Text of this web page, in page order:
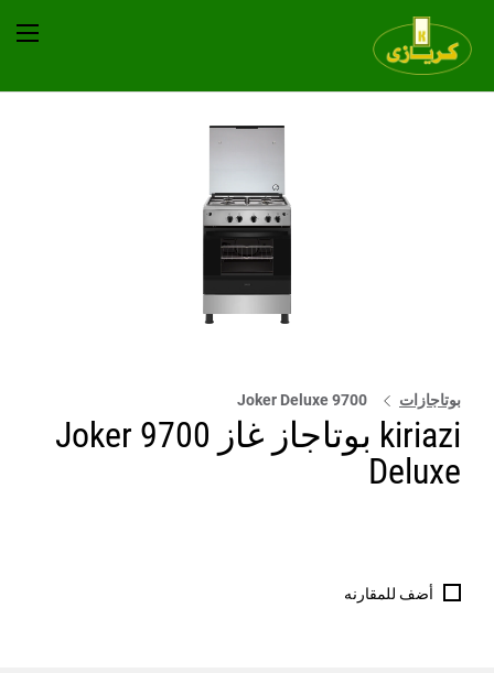
بوتاجازات 9700 Joker Deluxe
kiriazi بوتاجاز غاز 9700 Joker
Deluxe
أضف للمقارنه